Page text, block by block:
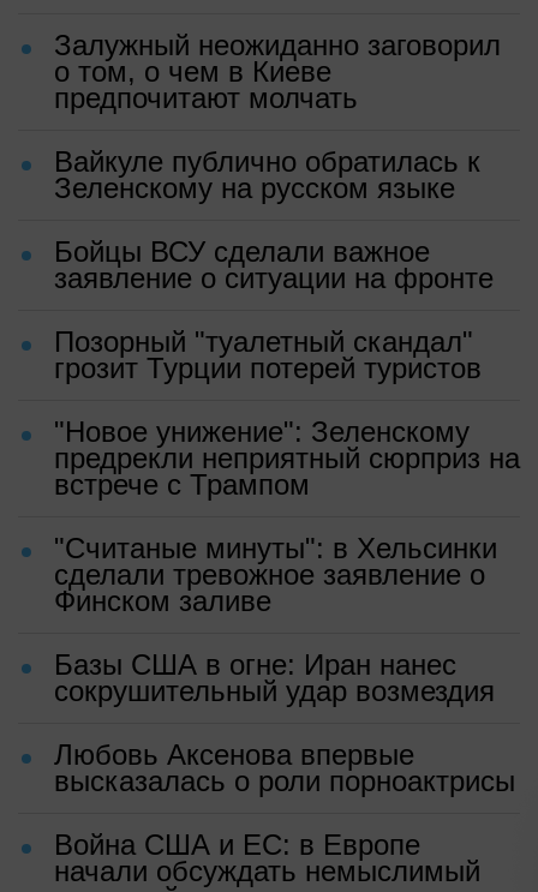
Залужный неожиданно заговорил
о том, о чем в Киеве
предпочитают молчать
Вайкуле публично обратилась к
Зеленскому на русском языке
Бойцы ВСУ сделали важное
заявление о ситуации на фронте
Позорный "туалетный скандал"
грозит Турции потерей туристов
"Новое унижение": Зеленскому
предрекли неприятный сюрприз на
встрече с Трампом
"Считаные минуты": в Хельсинки
сделали тревожное заявление о
Финском заливе
Базы США в огне: Иран нанес
сокрушительный удар возмездия
Любовь Аксенова впервые
высказалась о роли порноактрисы
Война США и ЕС: в Европе
начали обсуждать немыслимый